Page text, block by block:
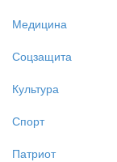
Медицина
Соцзащита
Культура
Спорт
Патриот